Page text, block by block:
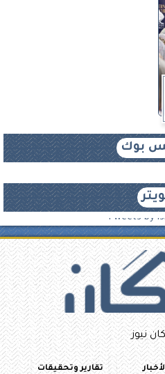
بوك
Tweets by
نيوز
تقارير وتحقيقات